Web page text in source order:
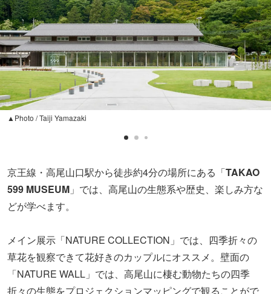
▲Photo / Taiji Yamazaki
京王線・高尾山口駅から徒歩約4分の場所にある「TAKAO
599 MUSEUM 」では、高尾山の生態系や歴史、楽しみ方な
どが学べます。
メイン展示「NATURE COLLECTION」では、四季折々の
草花を観察できて花好きのカップルにオススメ。壁面の
「NATURE WALL」では、高尾山に棲む動物たちの四季
折々の生態をプロジェクションマッピングで観ることがで